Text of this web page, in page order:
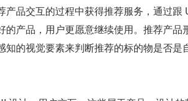
品交互的过程中获得推荐服务，通过跟
产品，用户更愿意继续使用。推荐产品
的视觉要素来判断推荐的标的物是否是